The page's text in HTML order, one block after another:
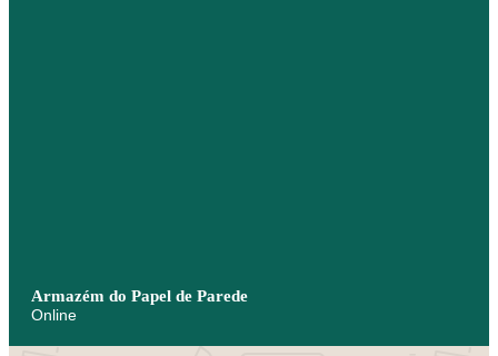
Armazém do Papel de Parede
Online